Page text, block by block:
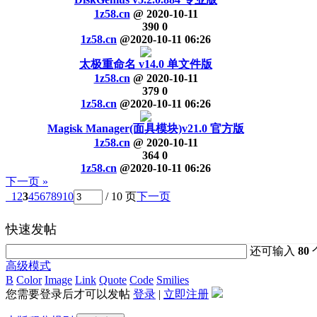
1z58.cn @ 2020-10-11
390 0
1z58.cn @2020-10-11 06:26
太极重命名 v14.0 单文件版
1z58.cn @ 2020-10-11
379 0
1z58.cn @2020-10-11 06:26
Magisk Manager(面具模块)v21.0 官方版
1z58.cn @ 2020-10-11
364 0
1z58.cn @2020-10-11 06:26
下一页 »
1 2345678910 / 10 页下一页
快速发帖
还可输入80
高级模式
B Color Image Link Quote Code Smilies
您需要登录后才可以发帖 登录 | 立即注册